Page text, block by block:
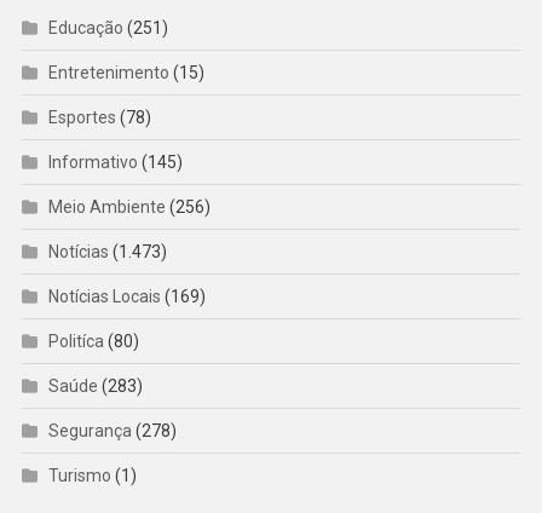
Educação (251)
Entretenimento (15)
Esportes (78)
Informativo (145)
Meio Ambiente (256)
Notícias (1.473)
Notícias Locais (169)
Politíca(80)
Saúde (283)
Segurança(278)
Turismo (1)